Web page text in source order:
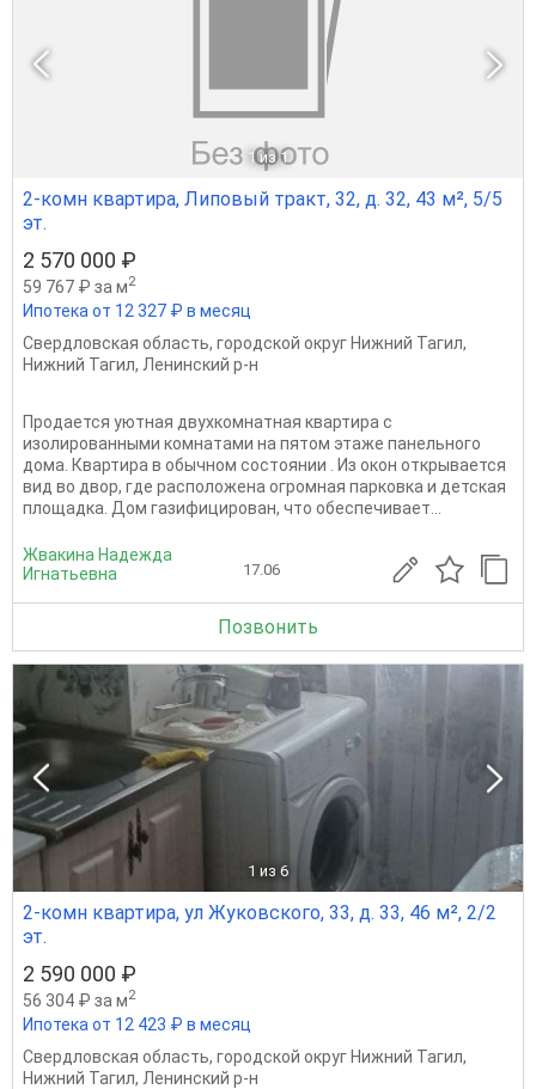
1 из 1
2-комн квартира, Липовый тракт, 32, д. 32, 43 м², 5/5
эт.
2 570 000 ₽
59 767 ₽ за м2
Ипотека от 12 327 ₽ в месяц
Свердловская область, городской округ Нижний Тагил,
Нижний Тагил, Ленинский р-н
Продается уютная двухкомнатная квартира с
изолированными комнатами на пятом этаже панельного
дома. Квартира в обычном состоянии . Из окон открывается
вид во двор, где расположена огромная парковка и детская
площадка. Дом газифицирован, что обеспечивает...
Жвакина Надежда
Игнатьевна
17.06
Позвонить
1 из 6
2-комн квартира, ул Жуковского, 33, д. 33, 46 м², 2/2
эт.
2 590 000 ₽
56 304 ₽ за м2
Ипотека от 12 423 ₽ в месяц
Свердловская область, городской округ Нижний Тагил,
Нижний Тагил, Ленинский р-н